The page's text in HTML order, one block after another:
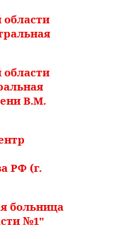
В.М.
РФ (г.
больница
№1"